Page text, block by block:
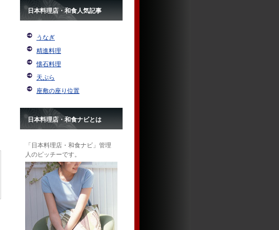
日本料理店・和食人気記事
うなぎ
精進料理
懐石料理
天ぷら
座敷の座り位置
日本料理店・和食ナビとは
「日本料理店・和食ナビ」管理
人のピッチーです。